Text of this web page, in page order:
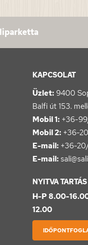
KAPCSOLAT
Üzlet: 9400
Balfi út 153.
Mobil 1: +36-
Mobil 2: +36-
E-mail: +36-
E-mail:
NYITVA TARTÁS
H-P 8.00-
12.00